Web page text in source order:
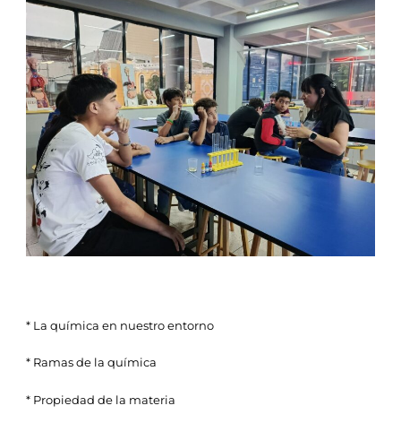
* La química en nuestro entorno
* Ramas de la química
* Propiedad de la materia